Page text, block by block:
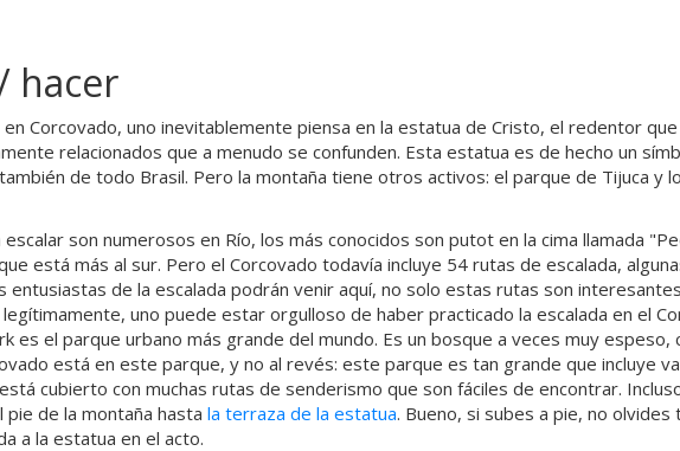
hacer
en Corcovado, uno inevitablemente piensa en la estatua de Cristo, el redentor
relacionados que a menudo se confunden. Esta estatua es de hecho un
de todo Brasil. Pero la montaña tiene otros activos: el parque de Tijuca y
son numerosos en Río, los más conocidos son putot en la cima llamada
está más al sur. Pero el Corcovado todavía incluye 54 rutas de escalada,
entusiastas de la escalada podrán venir aquí, no solo estas rutas son
uno puede estar orgulloso de haber practicado la escalada en el
es el parque urbano más grande del mundo. Es un bosque a veces muy espeso,
está en este parque, y no al revés: este parque es tan grande que incluye
cubierto con muchas rutas de senderismo que son fáciles de encontrar.
pie de la montaña hasta la terraza de la estatua. Bueno, si subes a pie, no
a la estatua en el acto.